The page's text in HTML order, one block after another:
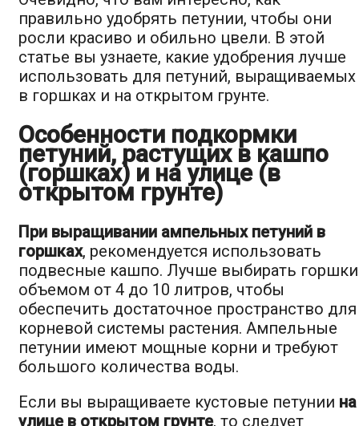
правильно удобрять петунии, чтобы они
росли красиво и обильно цвели. В этой
статье вы узнаете, какие удобрения лучше
использовать для петуний, выращиваемых
в горшках и на открытом грунте.
Особенности подкормки
петуний, растущих в кашпо
(горшках) и на улице (в
открытом грунте)
При выращивании ампельных петуний в
горшках, рекомендуется использовать
подвесные кашпо. Лучше выбирать горшки
объемом от 4 до 10 литров, чтобы
обеспечить достаточное пространство для
корневой системы растения. Ампельные
петунии имеют мощные корни и требуют
большого количества воды.
Если вы выращиваете кустовые петунии на
улице в открытом грунте, то следует